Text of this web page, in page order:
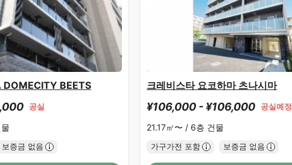
DOMECITY BEETS
공실
보증금 없음
크레비스타 요코하마 츠나시마
¥106,000 - ¥106,000 공실예정
21.17㎡〜 / 6층 건물
가구가전 포함 보증금 없음